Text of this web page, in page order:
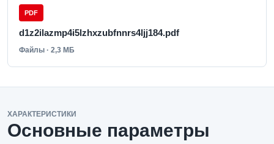
PDF
d1z2ilazmp4i5lzhxzubfnnrs4ljj184.pdf
Файлы · 2,3 МБ
ХАРАКТЕРИСТИКИ
Основные параметры